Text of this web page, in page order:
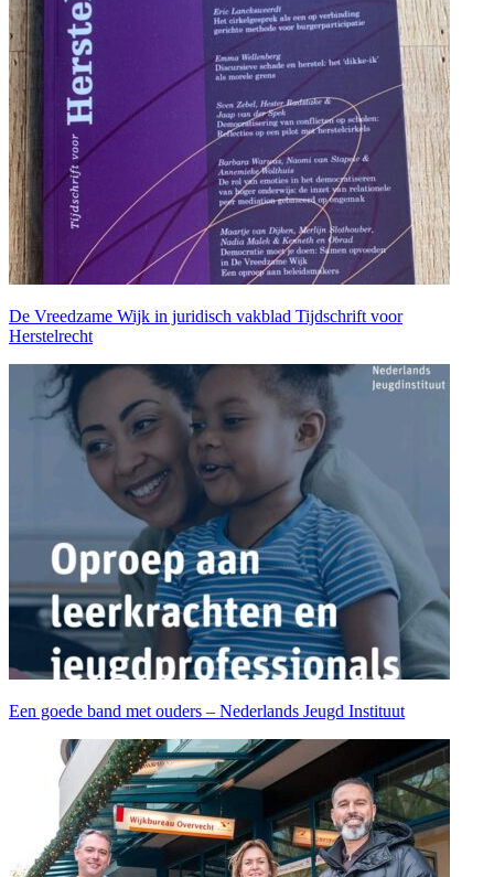
De Vreedzame Wijk in juridisch vakblad Tijdschrift voor
Herstelrecht
Een goede band met ouders – Nederlands Jeugd Instituut